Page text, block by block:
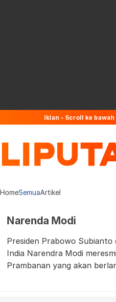
Iklan - Scroll ke
HomeSemuaArtikel
Narenda Modi
Presiden Prabowo Subianto
India Narendra Modi
Prambanan yang akan